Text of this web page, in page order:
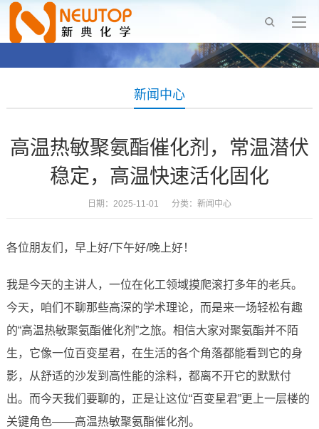
新闻中心
高温热敏聚氨酯催化剂，常温潜伏
稳定，高温快速活化固化
日期：2025-11-01 分类： 新闻中心
各位朋友们，早上好/下午好/晚上好！
我是今天的主讲人，一位在化工领域摸爬滚打多年的老兵。
今天，咱们不聊那些高深的学术理论，而是来一场轻松有趣
的“高温热敏聚氨酯催化剂”之旅。相信大家对聚氨酯并不陌
生，它像一位百变星君，在生活的各个角落都能看到它的身
影，从舒适的沙发到高性能的涂料，都离不开它的默默付
出。而今天我们要聊的，正是让这位“百变星君”更上一层楼的
关键角色——高温热敏聚氨酯催化剂。